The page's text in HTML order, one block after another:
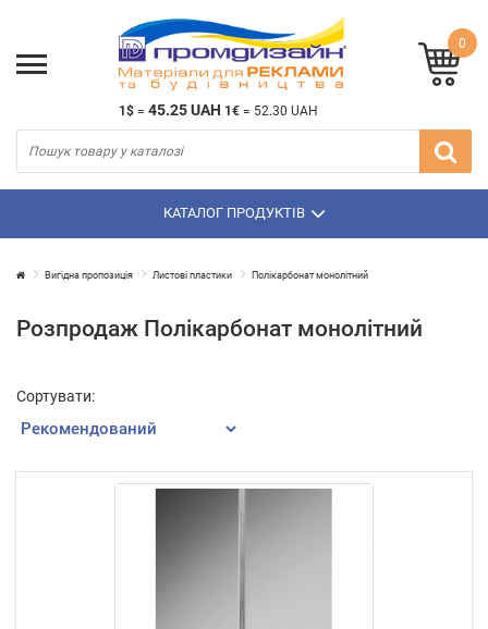
1$ = 45.25 UAH 1€ = 52.30 UAH
0
КАТАЛОГ ПРОДУКТІВ
Вигідна пропозиція Листові пластики Полiкарбонат монолiтний
Розпродаж Полiкарбонат монолiтний
Сортувати: